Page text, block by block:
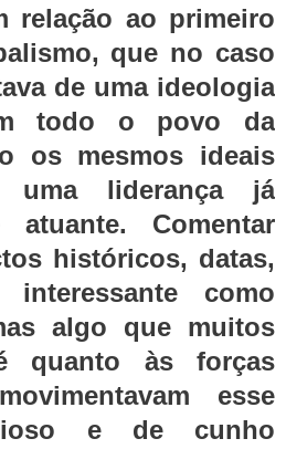
relação ao primeiro
que no caso
de uma ideologia
todo o povo da
os mesmos ideais
uma liderança já
atuante. Comentar
históricos, datas,
interessante como
algo que muitos
quanto às forças
esse
e de cunho